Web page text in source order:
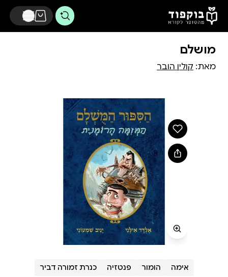
דלג לתוכן הראשי
מושלם
מאת: קולין הובר
אימה הומור פנטזיה כנרת זמורה דביר